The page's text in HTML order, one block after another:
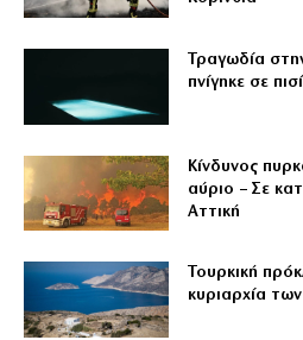
Τραγωδία
πνίγηκε σε
Κίνδυνος
αύριο – Σε
Αττική
Τουρκική
κυριαρχία